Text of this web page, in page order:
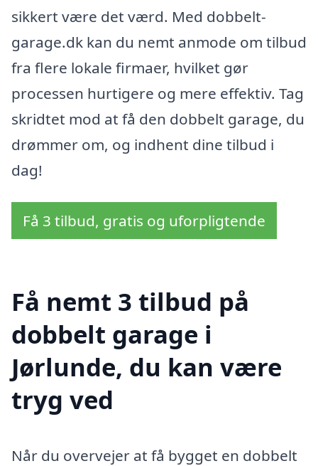
sikkert være det værd. Med dobbelt-
garage.dk kan du nemt anmode om tilbud
fra flere lokale firmaer, hvilket gør
processen hurtigere og mere effektiv. Tag
skridtet mod at få den dobbelt garage, du
drømmer om, og indhent dine tilbud i
dag!
Få 3 tilbud, gratis og uforpligtende
Få nemt 3 tilbud på
dobbelt garage i
Jørlunde, du kan være
tryg ved
Når du overvejer at få bygget en dobbelt